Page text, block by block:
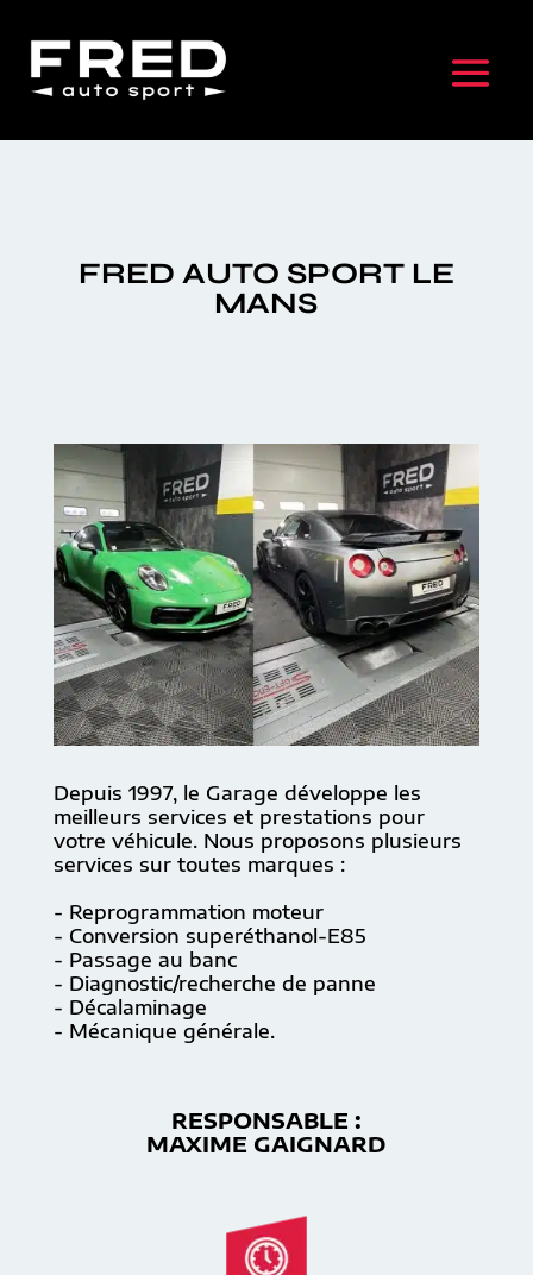
FRED AUTO SPORT LE
MANS
Depuis 1997, le Garage développe les
meilleurs services et prestations pour
votre véhicule. Nous proposons plusieurs
services sur toutes marques :
- Reprogrammation moteur
- Conversion superéthanol-E85
- Passage au banc
- Diagnostic/recherche de panne
- Décalaminage
- Mécanique générale.
RESPONSABLE :
MAXIME GAIGNARD